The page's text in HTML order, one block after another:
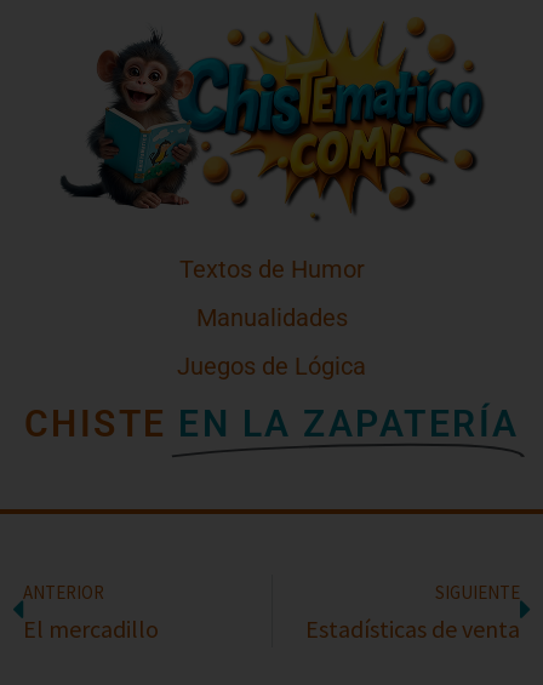
Textos de Humor
Manualidades
Juegos de Lógica
CHISTE EN LA ZAPATERÍA
ANTERIOR
El mercadillo
SIGUIENTE
Estadísticas de venta